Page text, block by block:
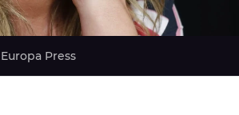
Press